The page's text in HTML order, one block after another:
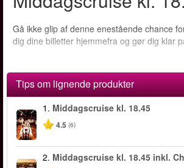
Gå ikke glip af denne enestående chance
dig dine billetter hjemmefra og gør dig klar
Tips om lignende produkter
1. Middagscruise kl. 18.45
4.5 (6)
2. Middagscruise kl. 18.45 inkl.